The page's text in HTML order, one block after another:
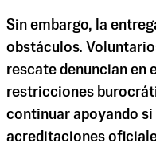
Sin embargo, la
obstáculos.
rescate denuncian en
restricciones
continuar apoyando
acreditaciones